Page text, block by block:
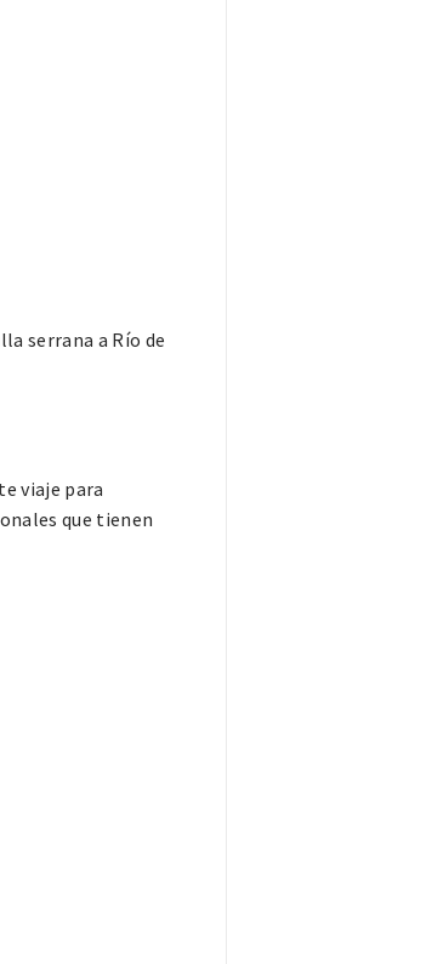
serrana a Río de
viaje para
que tienen